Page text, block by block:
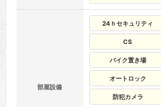
部屋設備
24ｈセキュリティ
CS
バイク置き場
オートロック
防犯カメラ